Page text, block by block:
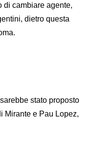
di cambiare agente,
dietro questa
stato proposto
Mirante e Pau Lopez,